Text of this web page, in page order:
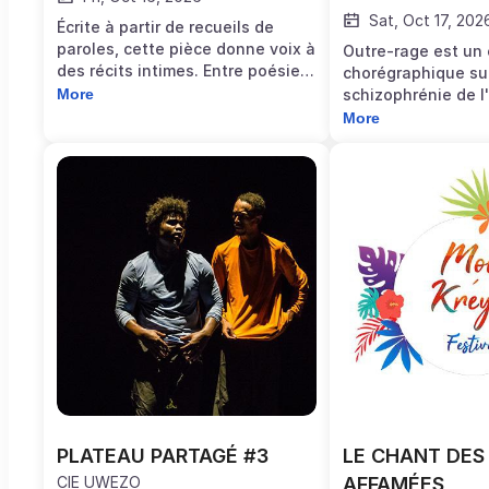
Écrite à partir de recueils de
paroles, cette pièce donne voix à
des récits intimes. Entre poésie
et musique, ce spectacle
More
Sat, Oct 17,
Outre-rage est un
chorégraphique
schizophrénie de
parcours marqué
Mitsangana qui
connotations et
culturelles de
debout.
More
PLATEAU PARTAGÉ #3
CIE UWEZO
LE CHANT DES
AFFAMÉES